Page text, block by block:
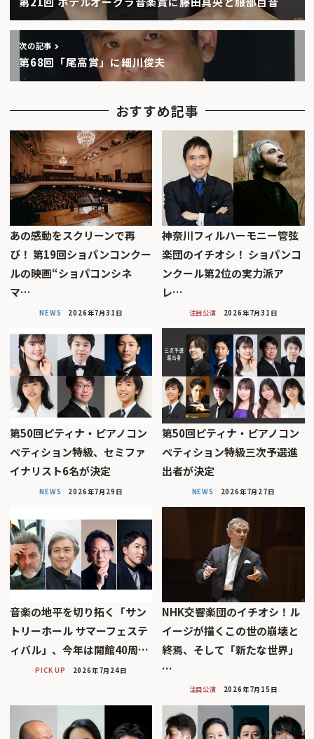
次の記事
第68回「尾高賞」に細川俊夫
おすすめ記事
あの感動をスクリーンで再
び！ 第19回ショパンコンクー
ルの映画“ショパコンシネ
マ…
NEWS 2026年7月31日
神奈川フィルハーモニー管弦
楽団のイチオシ！ ショパンコ
ンクール第2位の実力派ア
レ…
注目公演 2026年7月31日
第50回ピティナ・ピアノコン
ペティション特級、セミファ
イナリスト6名が決定
NEWS 2026年7月29日
第50回ピティナ・ピアノコン
ペティション特級三次予選進
出者が決定
NEWS 2026年7月27日
音楽の地平を切り拓く「サン
トリーホール サマーフェステ
ィバル」、今年は開館40周…
PICK UP 2026年7月24日
NHK交響楽団のイチオシ！ル
イージが描くこの世の崩壊と
終焉、そして「新たな世界」
…
注目公演 2026年7月15日